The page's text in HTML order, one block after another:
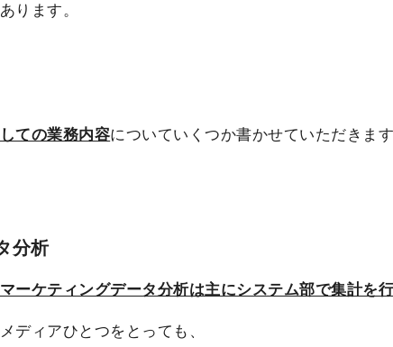
ります。
ての業務内容についていくつか書かせていただきます
分析
ーケティングデータ分析は主にシステム部で集計を行
ディアひとつをとっても、